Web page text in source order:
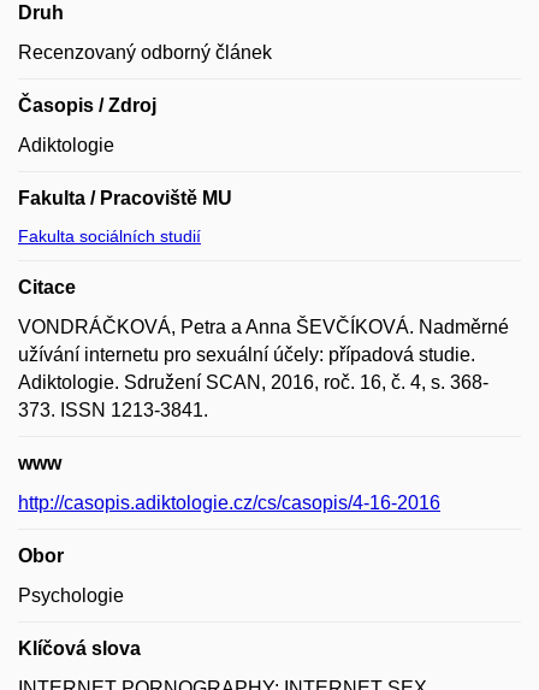
Druh
Recenzovaný odborný článek
Časopis / Zdroj
Adiktologie
Fakulta / Pracoviště MU
Fakulta sociálních studií
Citace
VONDRÁČKOVÁ, Petra a Anna ŠEVČÍKOVÁ. Nadměrné
užívání internetu pro sexuální účely: případová studie.
Adiktologie. Sdružení SCAN, 2016, roč. 16, č. 4, s. 368-
373. ISSN 1213-3841.
www
http://casopis.adiktologie.cz/cs/casopis/4-16-2016
Obor
Psychologie
Klíčová slova